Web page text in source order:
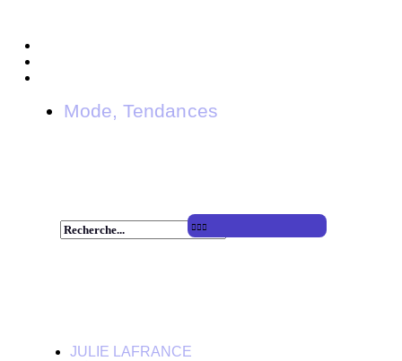
Mode,Tendances
JULIE LAFRANCE